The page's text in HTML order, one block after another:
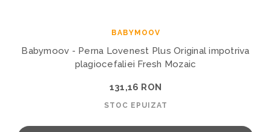
BABYMOOV
Babymoov - Perna Lovenest Plus Original impotriva
plagiocefaliei Fresh Mozaic
131,16 RON
STOC EPUIZAT